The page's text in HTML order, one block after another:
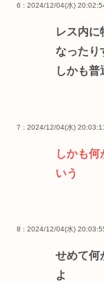
6 : 2024/12/04(水)
レス内に
なったり
しかも普
7 : 2024/12/04(水)
しかも何
いう
8 : 2024/12/04(水)
せめて何
よ